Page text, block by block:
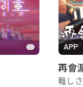
APP
難しさ